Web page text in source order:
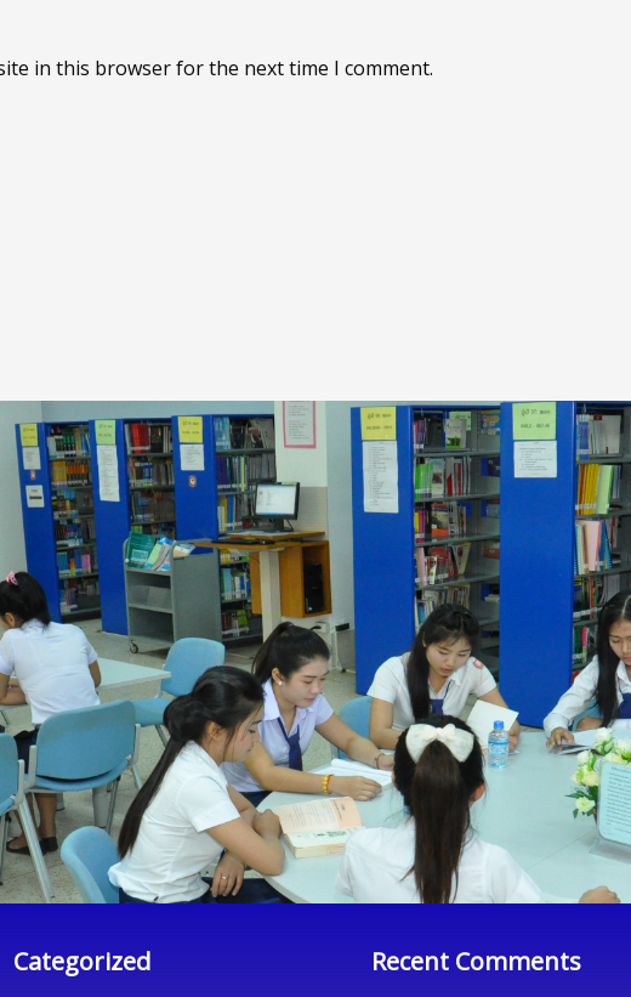
in this browser for the next time I comment.
Categorized Recent Comments